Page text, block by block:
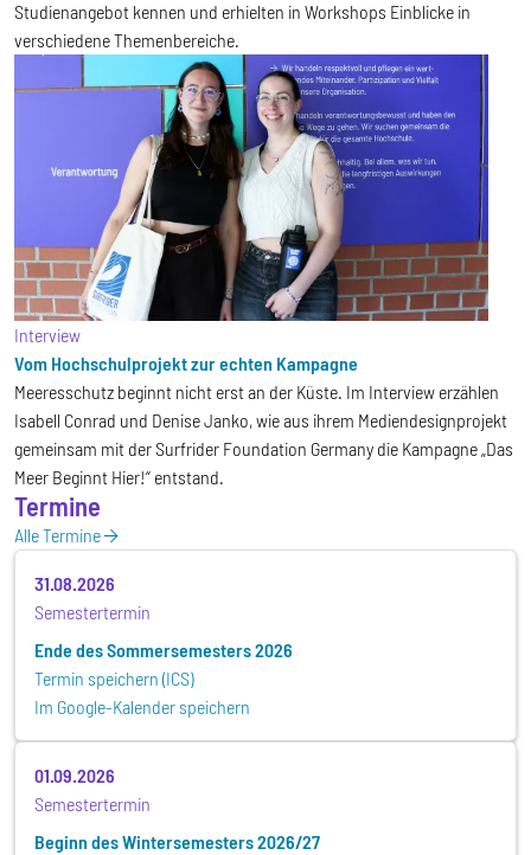
Studienangebot kennen und erhielten in Workshops Einblicke in
verschiedene Themenbereiche.
Interview
Vom Hochschulprojekt zur echten Kampagne
Meeresschutz beginnt nicht erst an der Küste. Im Interview erzählen
Isabell Conrad und Denise Janko, wie aus ihrem Mediendesignprojekt
gemeinsam mit der Surfrider Foundation Germany die Kampagne „Das
Meer Beginnt Hier!“ entstand.
Termine
Alle Termine
31.08.2026
Semestertermin
Ende des Sommersemesters 2026
Termin speichern (ICS)
Im Google-Kalender speichern
01.09.2026
Semestertermin
Beginn des Wintersemesters 2026/27